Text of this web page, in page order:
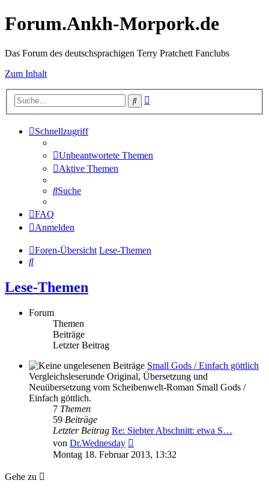
Forum.Ankh-Morpork.de
Das Forum des deutschsprachigen Terry Pratchett Fanclubs
Zum Inhalt
Suche
Schnellzugriff
Unbeantwortete Themen
Aktive Themen
Suche
FAQ
Anmelden
Foren-Übersicht Lese-Themen
Suche
Lese-Themen
Forum
Themen
Beiträge
Letzter Beitrag
Small Gods / Einfach göttlich
Vergleichsleserunde Original, Übersetzung und
Neuübersetzung vom Scheibenwelt-Roman Small Gods /
Einfach göttlich.
7 Themen
59 Beiträge
Letzter Beitrag Re: Siebter Abschnitt: etwa S…
von Dr.Wednesday
Beitrag
Montag 18. Februar 2013, 13:32
Gehe zu